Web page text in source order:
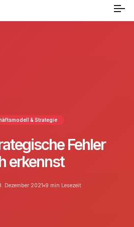
& Strategie
Fehler
erkennst
Dezember 2021 9 min Lesezeit